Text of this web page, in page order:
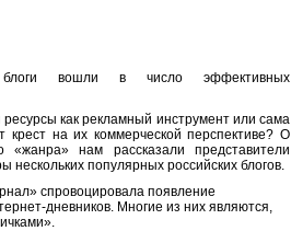
вошли в число эффективных
как рекламный инструмент или сама
крест на их коммерческой перспективе? О
«жанра» нам рассказали представители
нескольких популярных российских блогов.
спровоцировала появление
дневников. Многие из них являются,